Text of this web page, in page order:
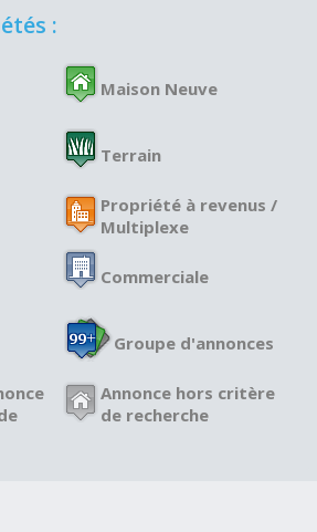
:
Maison Neuve
Terrain
Propriété à revenus /
Multiplexe
Commerciale
Groupe d'annonces
Annonce hors critère
de recherche